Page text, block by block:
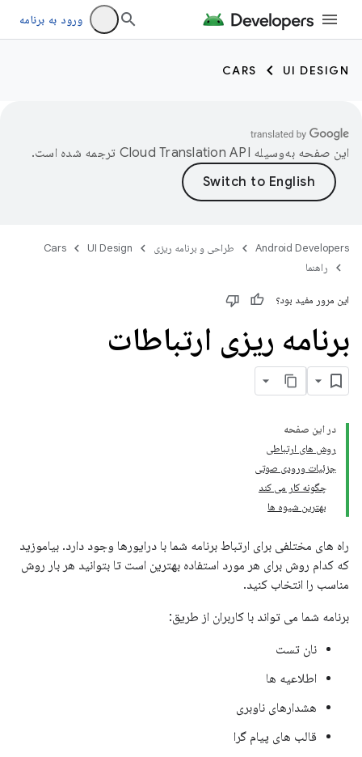
ورود به برنامه
UI DESIGN
CARS
این صفحه به‌وسیله ترجمه شده است.
Android Developers طراحی و برنامه ریزی UI Design
Cars
راهنما
این مرور مفید بود؟
برنامه ریزی ارتباطات
در این صفحه
روش های ارتباطی
جزئیات ورودی صوتی
چگونه کار می کند
بهترین شیوه ها
راه های مختلفی برای ارتباط برنامه شما با درایورها وجود دارد. بیاموزید
که کدام روش برای هر مورد استفاده بهترین است تا بتوانید هر بار روش
مناسب را انتخاب کنید.
برنامه شما می تواند با کاربران از طریق:
نان تست
اطلاعیه ها
هشدارهای ناوبری
قالب های پیام گرا